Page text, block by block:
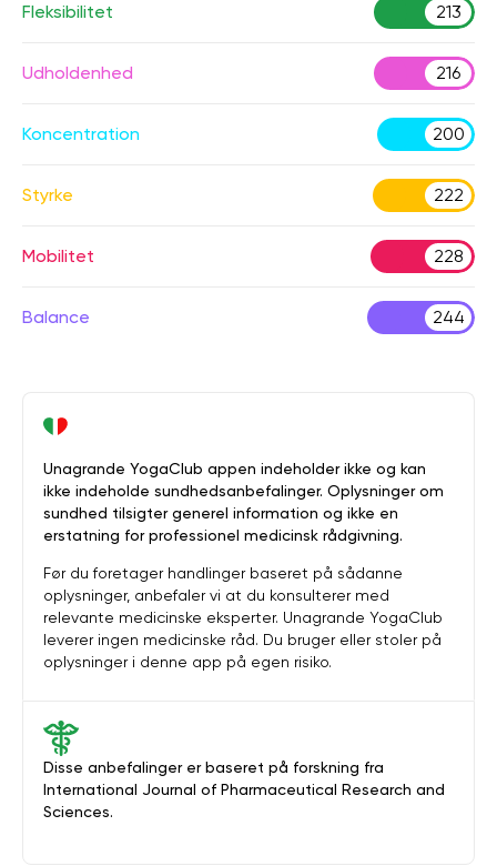
Fleksibilitet 213
Udholdenhed 216
Koncentration 200
Styrke 222
Mobilitet 228
Balance 244
Disse anbefalinger er baseret på forskning fra
International Journal of Pharmaceutical Research and
Sciences.
Unagrande YogaClub appen indeholder ikke og kan
ikke indeholde sundhedsanbefalinger. Oplysninger om
sundhed tilsigter generel information og ikke en
erstatning for professionel medicinsk rådgivning.
Før du foretager handlinger baseret på sådanne
oplysninger, anbefaler vi at du konsulterer med
relevante medicinske eksperter. Unagrande YogaClub
leverer ingen medicinske råd. Du bruger eller stoler på
oplysninger i denne app på egen risiko.